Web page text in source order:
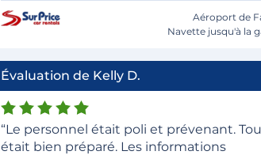
Aéroport de
Navette jusqu'à la
Évaluation de Kelly D.
“Le personnel était poli et prévenant.
était bien préparé. Les informations